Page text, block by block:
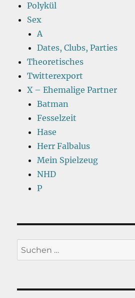
Polykül
Sex
A
Dates, Clubs, Parties
Theoretisches
Twitterexport
X – Ehemalige Partner
Batman
Fesselzeit
Hase
Herr Falbalus
Mein Spielzeug
NHD
P
Suchen
nach: